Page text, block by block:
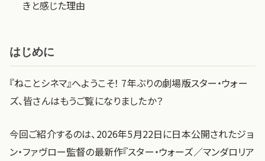
きと感じた理由
はじめに
『ねことシネマ』へようこそ！ 7年ぶりの劇場版スター・ウォー
ズ、皆さんはもうご覧になりましたか？
今回ご紹介するのは、2026年5月22日に日本公開されたジョ
ン・ファヴロー監督の最新作『スター・ウォーズ／マンダロリア